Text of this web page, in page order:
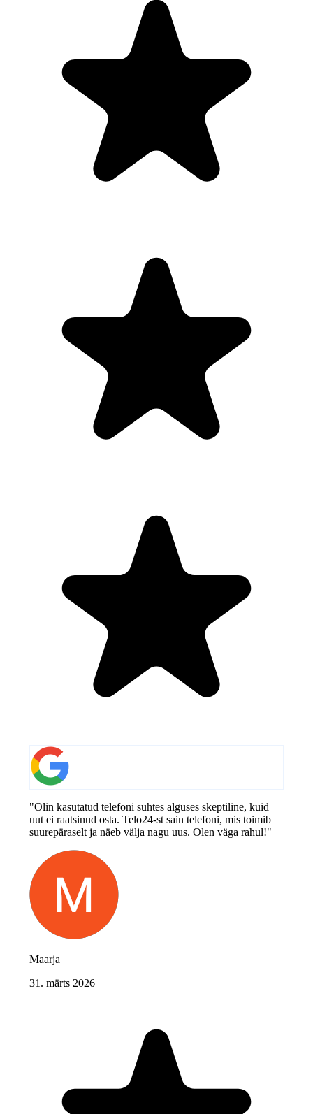
"Olin kasutatud telefoni suhtes alguses skeptiline, kuid
uut ei raatsinud osta. Telo24-st sain telefoni, mis toimib
suurepäraselt ja näeb välja nagu uus. Olen väga rahul!"
Maarja
31. märts 2026